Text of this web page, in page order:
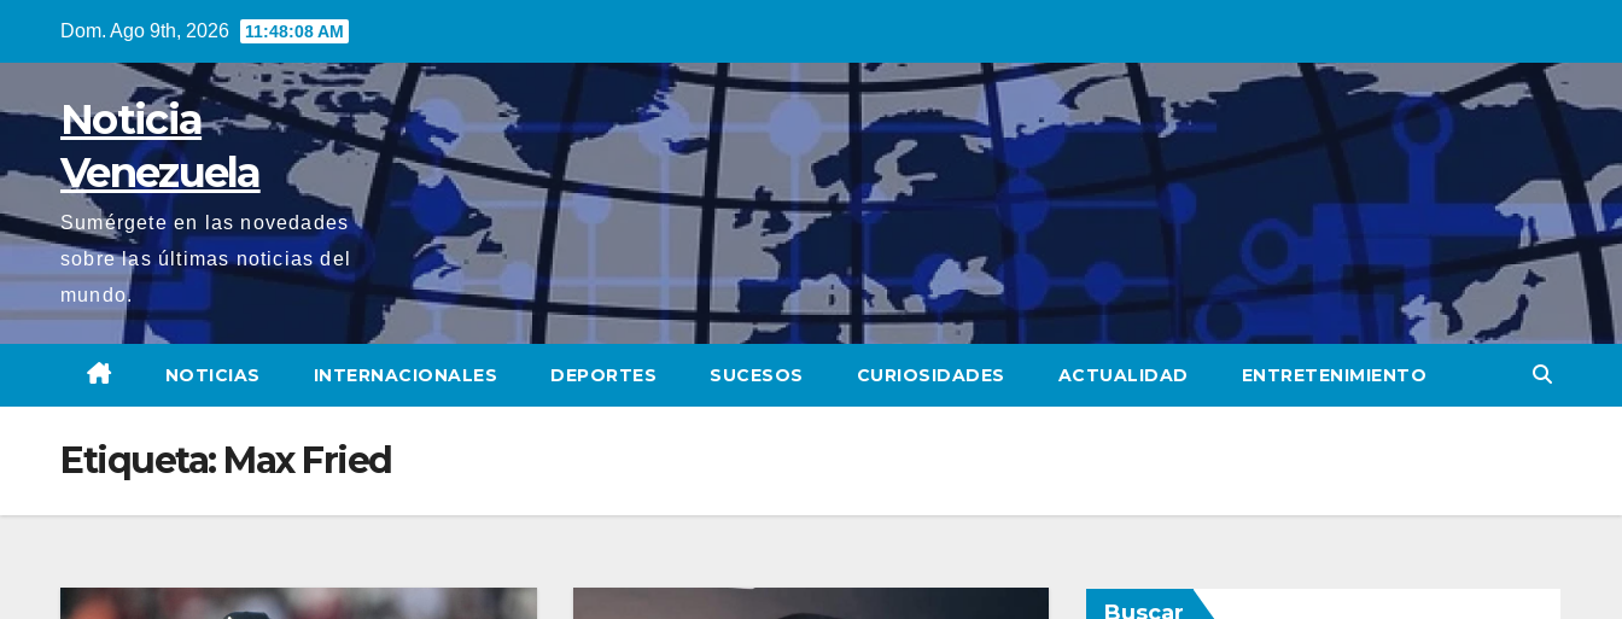
Dom. Ago 9th, 2026 11:48:08 AM
Noticia
Venezuela
Sumérgete en las novedades
sobre las últimas noticias del
mundo.
NOTICIAS INTERNACIONALES DEPORTES SUCESOS CURIOSIDADES ACTUALIDAD ENTRETENIMIENTO
Etiqueta: Max Fried
Buscar